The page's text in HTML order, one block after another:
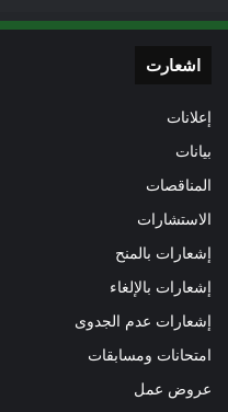
اشعارت
إعلانات
بيانات
المناقصات
الاستشارات
إشعارات بالمنح
إشعارات بالإلغاء
إشعارات عدم الجدوى
امتحانات ومسابقات
عروض عمل